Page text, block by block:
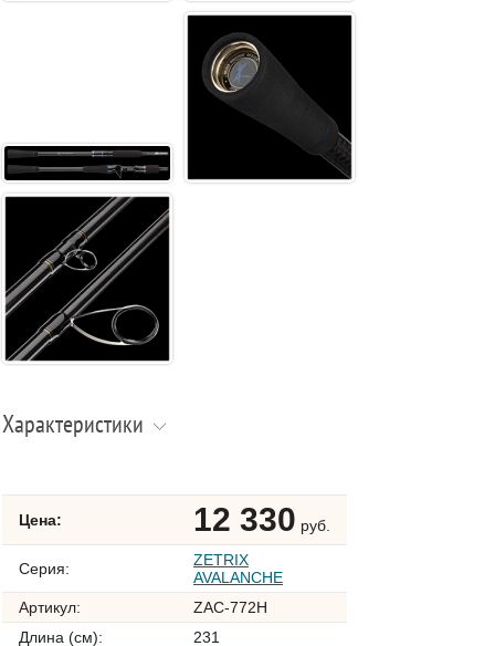
Характеристики
Цена: 12 330 руб.
Серия:
ZETRIX
AVALANCHE
Артикул:
ZAC-772H
Длина (см):
231